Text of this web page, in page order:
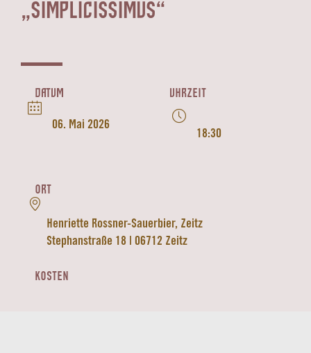
„SIMPLICISSIMUS“
DATUM
06. Mai 2026
UHRZEIT
18:30
ORT
Henriette Rossner-Sauerbier, Zeitz
Stephanstraße 18 | 06712 Zeitz
KOSTEN